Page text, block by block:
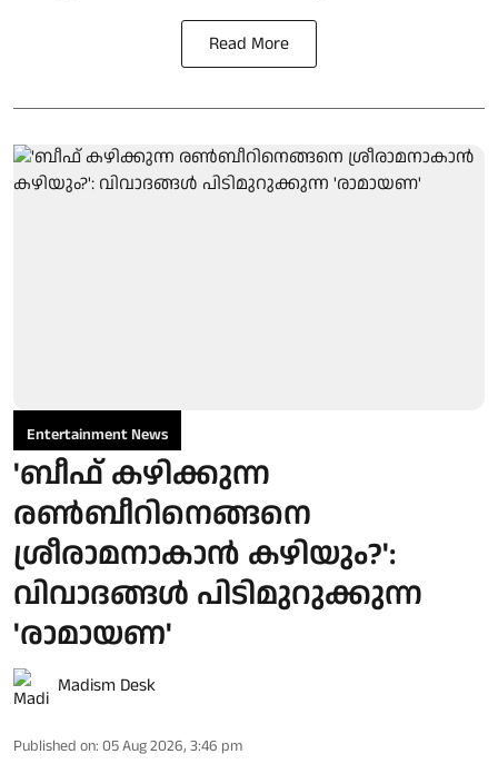
Read More
Entertainment News
'ബീഫ് കഴിക്കുന്ന
രൺബീറിനെങ്ങനെ
ശ്രീരാമനാകാൻ കഴിയും?':
വിവാദങ്ങൾ പിടിമുറുക്കുന്ന
'രാമായണ'
Madism Desk
Published on: 05 Aug 2026, 3:46 pm